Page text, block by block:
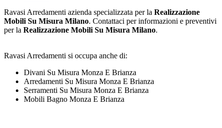
Ravasi Arredamenti azienda specializzata per la Realizzazione
Mobili Su Misura Milano. Contattaci per informazioni e preventivi
per la Realizzazione Mobili Su Misura Milano.
Ravasi Arredamenti si occupa anche di:
Divani Su Misura Monza E Brianza
Arredamenti Su Misura Monza E Brianza
Serramenti Su Misura Monza E Brianza
Mobili Bagno Monza E Brianza